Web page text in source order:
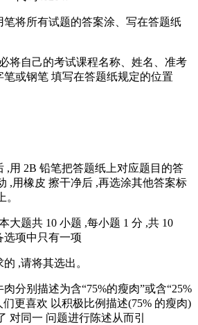
将所有试题的答案涂、写在答题纸
自己的考试课程名称、姓名、准考
或钢笔 填写在答题纸规定的位置
2B 铅笔把答题纸上对应题目的答
,用橡皮 擦干净后 ,再选涂其他答案标
题共 10 小题 ,每小题 1 分 ,共 10
选项中只有一项
,请将其选出。
别描述为含“75%的瘦肉”或含“25%
更喜欢 以积极比例描述(75% 的瘦肉)
对同一 问题进行陈述从而引